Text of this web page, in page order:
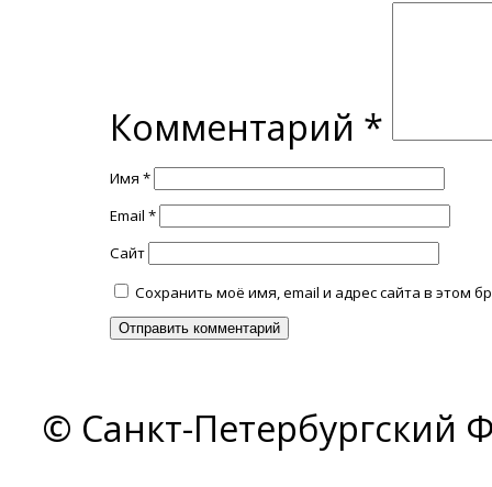
Комментарий *
Имя *
Email *
Сайт
Сохранить моё имя, email и адрес сайта в этом
© Санкт-Петербургский